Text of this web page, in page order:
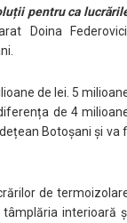
pentru ca
Doina
de lei. 5
de 4
Botoșani și va
de
interioară